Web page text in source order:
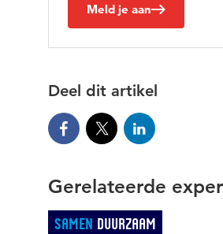
Meld je aan
Deel dit artikel
Gerelateerde
Samen Duurzaam